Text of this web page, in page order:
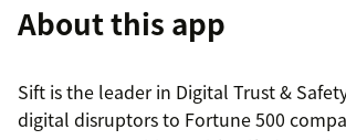
About this app
Sift is the leader in Digital Trust &
digital disruptors to Fortune 500